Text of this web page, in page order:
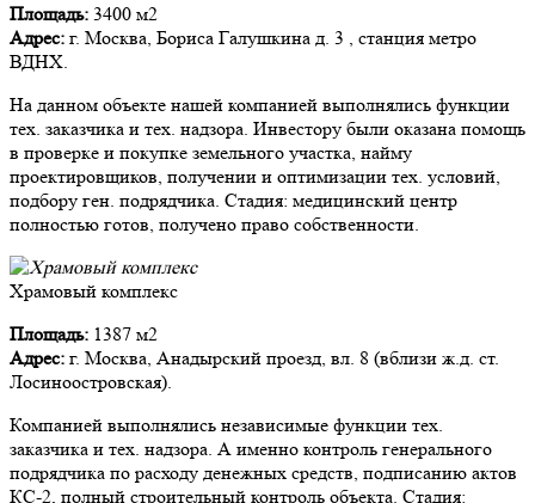
Площадь: 3400 м2
Адрес: г. Москва, Бориса Галушкина д. 3 , станция метро
ВДНХ.
На данном объекте нашей компанией выполнялись функции
тех. заказчика и тех. надзора. Инвестору были оказана помощь
в проверке и покупке земельного участка, найму
проектировщиков, получении и оптимизации тех. условий,
подбору ген. подрядчика. Стадия: медицинский центр
полностью готов, получено право собственности.
Храмовый комплекс
Площадь: 1387 м2
Адрес: г. Москва, Анадырский проезд, вл. 8 (вблизи ж.д. ст.
Лосиноостровская).
Компанией выполнялись независимые функции тех.
заказчика и тех. надзора. А именно контроль генерального
подрядчика по расходу денежных средств, подписанию актов
КС-2, полный строительный контроль объекта. Стадия: